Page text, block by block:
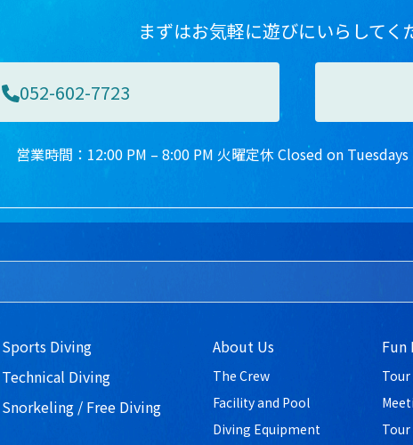
まずはお気軽に遊びにいらしてく
052-602-7723
営業時間：12:00 PM – 8:00 PM 火曜定休 Closed on Tuesdays
Sports Diving
Technical Diving
Snorkeling / Free Diving
About Us
The Crew
Facility and Pool
Diving Equipment
Fun